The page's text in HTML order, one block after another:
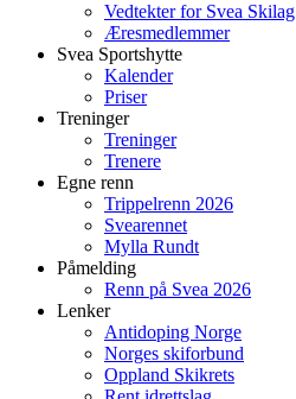
Vedtekter for Svea Skilag
Æresmedlemmer
Svea Sportshytte
Kalender
Priser
Treninger
Treninger
Trenere
Egne renn
Trippelrenn 2026
Svearennet
Mylla Rundt
Påmelding
Renn på Svea 2026
Lenker
Antidoping Norge
Norges skiforbund
Oppland Skikrets